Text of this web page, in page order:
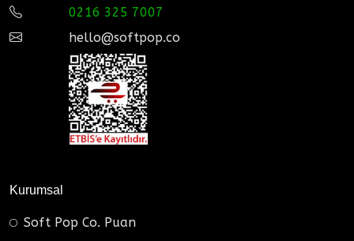
0216 325 7007
hello@softpop.co
Kurumsal
Soft Pop Co. Puan